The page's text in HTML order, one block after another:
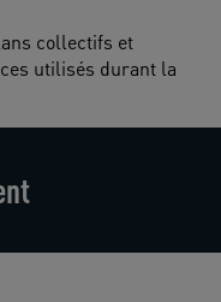
collectifs et
utilisés durant la